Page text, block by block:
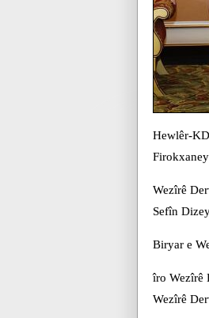
Hewlêr-
Wezîrê
Sefîn
Biryar e
îro Wezîrê
Wezîrê